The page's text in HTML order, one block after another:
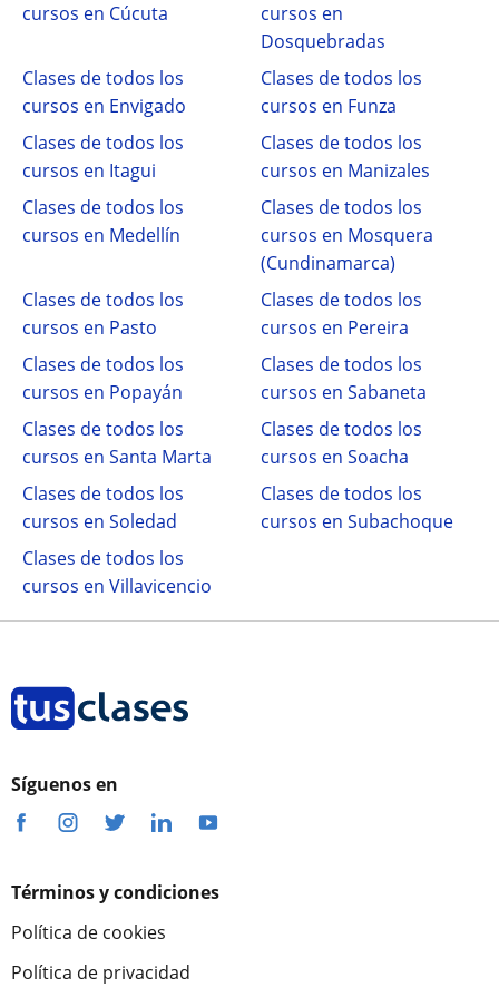
cursos en Cúcuta
cursos en
Dosquebradas
Clases de todos los
cursos en Envigado
Clases de todos los
cursos en Funza
Clases de todos los
cursos en Itagui
Clases de todos los
cursos en Manizales
Clases de todos los
cursos en Medellín
Clases de todos los
cursos en Mosquera
(Cundinamarca)
Clases de todos los
cursos en Pasto
Clases de todos los
cursos en Pereira
Clases de todos los
cursos en Popayán
Clases de todos los
cursos en Sabaneta
Clases de todos los
cursos en Santa Marta
Clases de todos los
cursos en Soacha
Clases de todos los
cursos en Soledad
Clases de todos los
cursos en Subachoque
Clases de todos los
cursos en Villavicencio
Síguenos en
Términos y condiciones
Política de cookies
Política de privacidad